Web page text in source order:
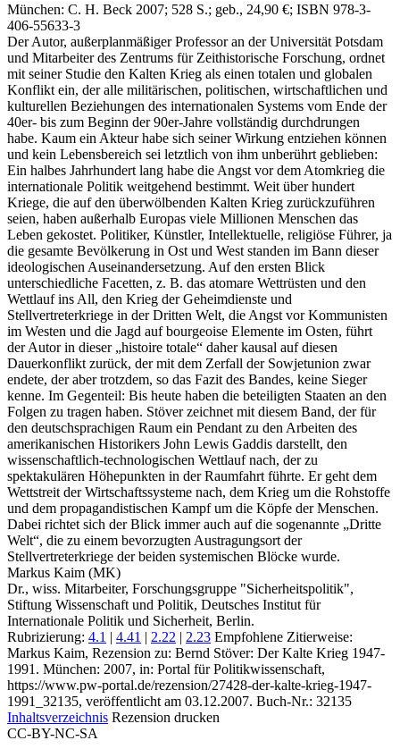
München: C. H. Beck 2007; 528 S.; geb., 24,90 €; ISBN 978-3-
406-55633-3
Der Autor, außerplanmäßiger Professor an der Universität Potsdam
und Mitarbeiter des Zentrums für Zeithistorische Forschung, ordnet
mit seiner Studie den Kalten Krieg als einen totalen und globalen
Konflikt ein, der alle militärischen, politischen, wirtschaftlichen und
kulturellen Beziehungen des internationalen Systems vom Ende der
40er- bis zum Beginn der 90er-Jahre vollständig durchdrungen
habe. Kaum ein Akteur habe sich seiner Wirkung entziehen können
und kein Lebensbereich sei letztlich von ihm unberührt geblieben:
Ein halbes Jahrhundert lang habe die Angst vor dem Atomkrieg die
internationale Politik weitgehend bestimmt. Weit über hundert
Kriege, die auf den überwölbenden Kalten Krieg zurückzuführen
seien, haben außerhalb Europas viele Millionen Menschen das
Leben gekostet. Politiker, Künstler, Intellektuelle, religiöse Führer, ja
die gesamte Bevölkerung in Ost und West standen im Bann dieser
ideologischen Auseinandersetzung. Auf den ersten Blick
unterschiedliche Facetten, z. B. das atomare Wettrüsten und den
Wettlauf ins All, den Krieg der Geheimdienste und
Stellvertreterkriege in der Dritten Welt, die Angst vor Kommunisten
im Westen und die Jagd auf bourgeoise Elemente im Osten, führt
der Autor in dieser „histoire totale“ daher kausal auf diesen
Dauerkonflikt zurück, der mit dem Zerfall der Sowjetunion zwar
endete, der aber trotzdem, so das Fazit des Bandes, keine Sieger
kenne. Im Gegenteil: Bis heute haben die beteiligten Staaten an den
Folgen zu tragen haben. Stöver zeichnet mit diesem Band, der für
den deutschsprachigen Raum ein Pendant zu den Arbeiten des
amerikanischen Historikers John Lewis Gaddis darstellt, den
wissenschaftlich-technologischen Wettlauf nach, der zu
spektakulären Höhepunkten in der Raumfahrt führte. Er geht dem
Wettstreit der Wirtschaftssysteme nach, dem Krieg um die Rohstoffe
und dem propagandistischen Kampf um die Köpfe der Menschen.
Dabei richtet sich der Blick immer auch auf die sogenannte „Dritte
Welt“, die zu einem bevorzugten Austragungsort der
Stellvertreterkriege der beiden systemischen Blöcke wurde.
Markus Kaim (MK)
Dr., wiss. Mitarbeiter, Forschungsgruppe "Sicherheitspolitik",
Stiftung Wissenschaft und Politik, Deutsches Institut für
Internationale Politik und Sicherheit, Berlin.
Rubrizierung: 4.1 | 4.41 | 2.22 | 2.23 Empfohlene Zitierweise:
Markus Kaim, Rezension zu: Bernd Stöver: Der Kalte Krieg 1947-
1991. München: 2007, in: Portal für Politikwissenschaft,
https://www.pw-portal.de/rezension/27428-der-kalte-krieg-1947-
1991_32135, veröffentlicht am 03.12.2007. Buch-Nr.: 32135
Inhaltsverzeichnis Rezension drucken
CC-BY-NC-SA